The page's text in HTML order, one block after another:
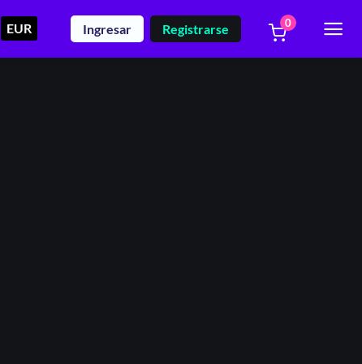
EUR Ingresar Registrarse 0